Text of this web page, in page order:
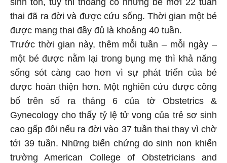
sinh tồn, tuy thi thoảng có những bé mới 22 tuần
thai đã ra đời và được cứu sống. Thời gian một bé
được mang thai đầy đủ là khoảng 40 tuần.
Trước thời gian này, thêm mỗi tuần – mỗi ngày –
một bé được nằm lại trong bụng mẹ thì khả năng
sống sót càng cao hơn vì sự phát triển của bé
được hoàn thiện hơn. Một nghiên cứu được công
bố trên số ra tháng 6 của tờ Obstetrics &
Gynecology cho thấy tỷ lệ tử vong của trẻ sơ sinh
cao gấp đôi nếu ra đời vào 37 tuần thai thay vì chờ
tới 39 tuần. Những biến chứng do sinh non khiến
trường American College of Obstetricians and